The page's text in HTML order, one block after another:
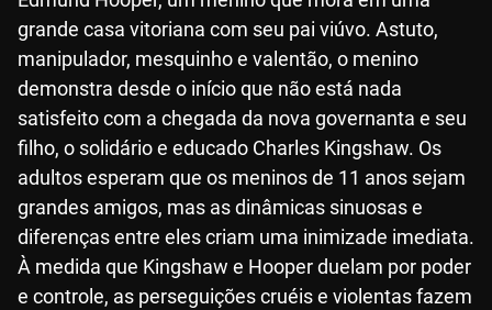
grande casa vitoriana com seu pai viúvo. Astuto,
manipulador, mesquinho e valentão, o menino
demonstra desde o início que não está nada
satisfeito com a chegada da nova governanta e seu
filho, o solidário e educado Charles Kingshaw. Os
adultos esperam que os meninos de 11 anos sejam
grandes amigos, mas as dinâmicas sinuosas e
diferenças entre eles criam uma inimizade imediata.
À medida que Kingshaw e Hooper duelam por poder
e controle, as perseguições cruéis e violentas fazem